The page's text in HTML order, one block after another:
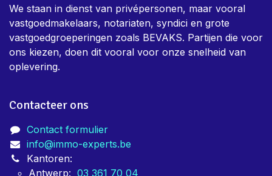
We staan in dienst van privépersonen, maar vooral
vastgoedmakelaars, notariaten, syndici en grote
vastgoedgroeperingen zoals BEVAKS. Partijen die voor
ons kiezen, doen dit vooral voor onze snelheid van
oplevering.
Contacteer ons
Contact formulier
info@immo-experts.be
Kantoren:
Antwerp: 03 361 70 04